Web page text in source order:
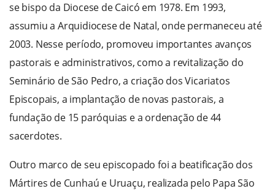
se bispo da Diocese de Caicó em 1978. Em 1993,
assumiu a Arquidiocese de Natal, onde permaneceu até
2003. Nesse período, promoveu importantes avanços
pastorais e administrativos, como a revitalização do
Seminário de São Pedro, a criação dos Vicariatos
Episcopais, a implantação de novas pastorais, a
fundação de 15 paróquias e a ordenação de 44
sacerdotes.
Outro marco de seu episcopado foi a beatificação dos
Mártires de Cunhaú e Uruaçu, realizada pelo Papa São